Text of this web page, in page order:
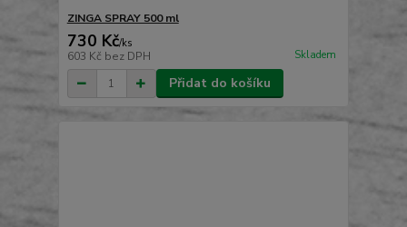
ZINGA SPRAY 500 ml
730 Kč/ks
603 Kč bez DPH Skladem
Přidat do košíku